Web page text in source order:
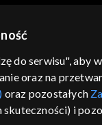
ŁĄCZYSZ SIĘ
polityka
do serwisu", aby
oraz na
oraz pozostałych
i